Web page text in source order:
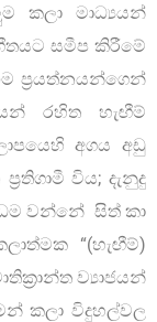
කලා මාධ්‍යයන්
සමීප කිරීමේ
ප්‍රයත්නයන්ගෙන්
රහිත හැඟීම්
අගය අඩු
විය; දැනුදු
වන්නේ සිත් කා
“(හැඟීම්)
ව්‍යාජයන්
කලා විදුහල්වල